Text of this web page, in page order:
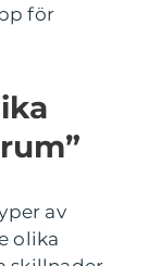
för
av
olika